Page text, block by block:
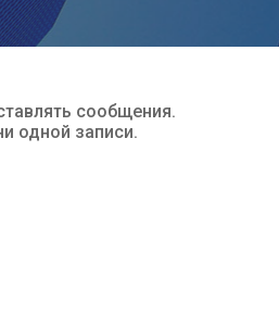
сообщения.
одной записи.